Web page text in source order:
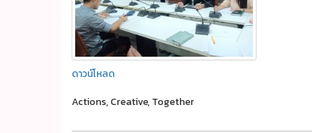
ดาวน์โหลด
Actions, Creative, Together